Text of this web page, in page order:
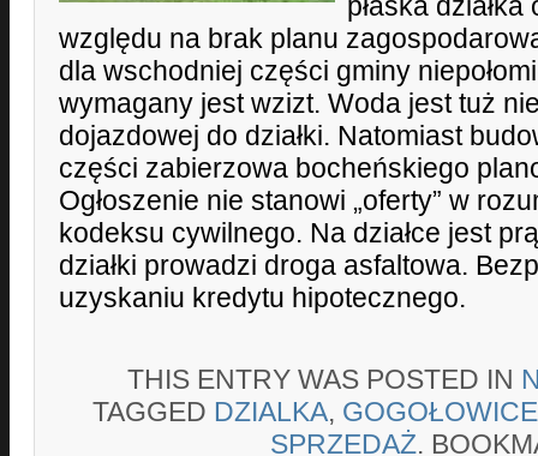
płaska
względu na brak planu
dla wschodniej części gminy
wymagany jest wzizt. Woda jest tuż
dojazdowej do działki. Natomiast
części zabierzowa bocheńskiego
Ogłoszenie nie stanowi „oferty” w
kodeksu cywilnego. Na działce jest
działki prowadzi droga asfaltowa.
uzyskaniu kredytu hipotecznego.
THIS ENTRY WAS POSTED IN
TAGGED DZIALKA, GOGOŁOWICE
SPRZEDAŻ.